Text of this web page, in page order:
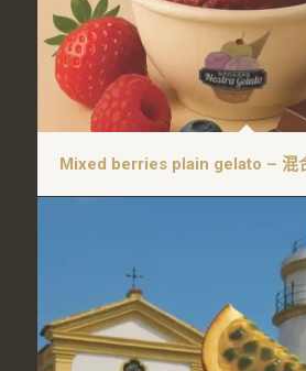
Mixed berries plain gelato – 混